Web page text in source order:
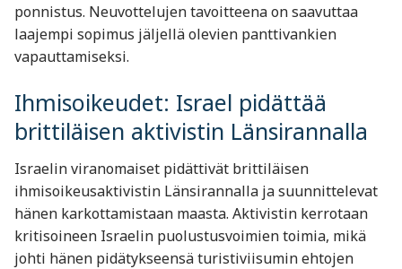
ponnistus. Neuvottelujen tavoitteena on saavuttaa
laajempi sopimus jäljellä olevien panttivankien
vapauttamiseksi.
Ihmisoikeudet: Israel pidättää
brittiläisen aktivistin Länsirannalla
Israelin viranomaiset pidättivät brittiläisen
ihmisoikeusaktivistin Länsirannalla ja suunnittelevat
hänen karkottamistaan maasta. Aktivistin kerrotaan
kritisoineen Israelin puolustusvoimien toimia, mikä
johti hänen pidätykseensä turistiviisumin ehtojen